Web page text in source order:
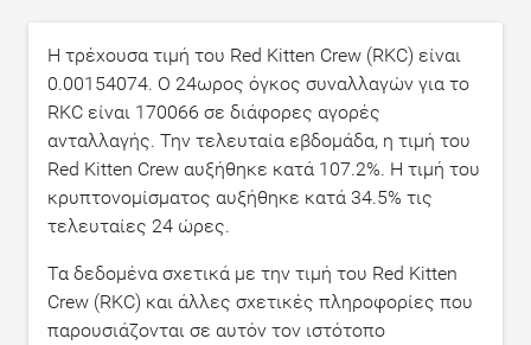
Η τρέχουσα τιμή του Red Kitten Crew (RKC) είναι
0.00154074. Ο 24ωρος όγκος συναλλαγών για το
RKC είναι 170066 σε διάφορες αγορές
ανταλλαγής. Την τελευταία εβδομάδα, η τιμή του
Red Kitten Crew αυξήθηκε κατά 107.2%. Η τιμή του
κρυπτονομίσματος αυξήθηκε κατά 34.5% τις
τελευταίες 24 ώρες.
Τα δεδομένα σχετικά με την τιμή του Red Kitten
Crew (RKC) και άλλες σχετικές πληροφορίες που
παρουσιάζονται σε αυτόν τον ιστότοπο